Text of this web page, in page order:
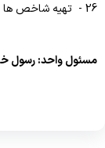
مدیر پرستاری
26 - تهیه شاخص ها و عملکرد واحد بیماریها و...
مسئول واحد: رسول